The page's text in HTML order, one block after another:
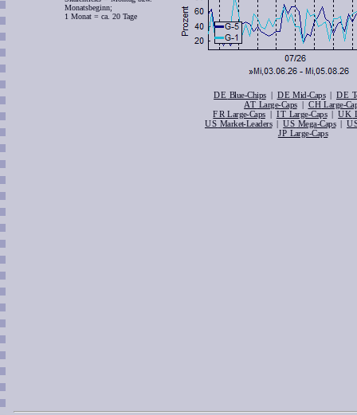
Monatsbeginn;
1 Monat = ca. 20 Tage
DE Blue-Chips| DE Mid-Caps| DE
AT Large-Caps| CH Large-
FR Large-Caps| IT Large-Caps|UK
US Market-Leaders|US Mega-Caps|
JP Large-Caps